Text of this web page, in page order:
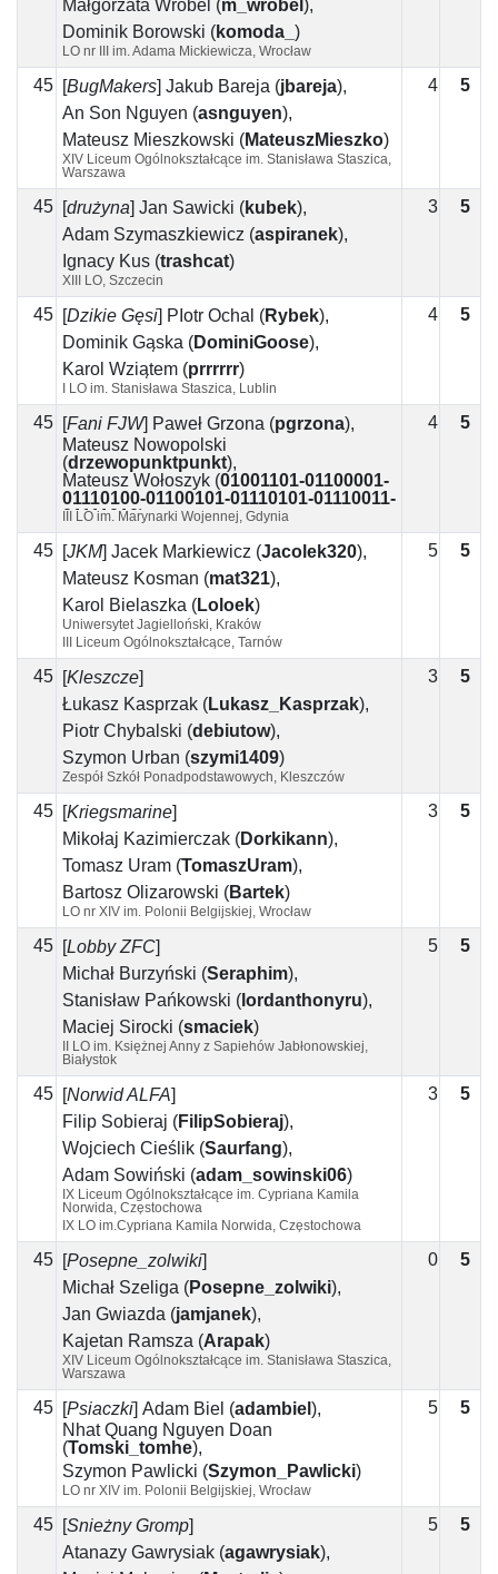
Małgorzata Wróbel (m_wrobel ),
Dominik Borowski (komoda_ )
LO nr III im. Adama Mickiewicza, Wrocław
45 [BugMakers] Jakub Bareja (jbareja),
An Son Nguyen (asnguyen),
Mateusz Mieszkowski (MateuszMieszko)
XIV Liceum Ogólnokształcące im. Stanisława Staszica,
Warszawa
4 5
45 [drużyna] Jan Sawicki (kubek),
Adam Szymaszkiewicz (aspiranek),
Ignacy Kus (trashcat)
XIII LO, Szczecin
3 5
45 [Dzikie Gęsi] PIotr Ochal (Rybek),
Dominik Gąska (DominiGoose),
Karol Wziątem (prrrrrr)
I LO im. Stanisława Staszica, Lublin
4 5
45 [Fani FJW] Paweł Grzona (pgrzona),
Mateusz Nowopolski
(drzewopunktpunkt),
Mateusz Wołoszyk (01001101-01100001-
01110100-01100101-01110101-01110011-
01111010)
III LO im. Marynarki Wojennej, Gdynia
4 5
45 [JKM] Jacek Markiewicz (Jacolek320),
Mateusz Kosman (mat321),
Karol Bielaszka (Loloek)
Uniwersytet Jagielloński, Kraków
III Liceum Ogólnokształcące, Tarnów
5 5
45 [Kleszcze]
Łukasz Kasprzak (Lukasz_Kasprzak),
Piotr Chybalski (debiutow),
Szymon Urban (szymi1409)
Zespół Szkół Ponadpodstawowych, Kleszczów
3 5
45 [Kriegsmarine]
Mikołaj Kazimierczak (Dorkikann),
Tomasz Uram (TomaszUram),
Bartosz Olizarowski (Bartek)
LO nr XIV im. Polonii Belgijskiej, Wrocław
3 5
45 [Lobby ZFC]
Michał Burzyński (Seraphim),
Stanisław Pańkowski ( lordanthonyru),
Maciej Sirocki (smaciek)
II LO im. Księżnej Anny z Sapiehów Jabłonowskiej,
Białystok
5 5
45 [Norwid ALFA]
Filip Sobieraj (FilipSobieraj),
Wojciech Cieślik (Saurfang),
Adam Sowiński (adam_sowinski06)
IX Liceum Ogólnokształcące im. Cypriana Kamila
Norwida, Częstochowa
IX LO im.Cypriana Kamila Norwida, Częstochowa
3 5
45 [Posepne_zolwiki]
Michał Szeliga (Posepne_zolwiki),
Jan Gwiazda (jamjanek),
Kajetan Ramsza (Arapak)
XIV Liceum Ogólnokształcące im. Stanisława Staszica,
Warszawa
0 5
45 [Psiaczki] Adam Biel (adambiel ),
Nhat Quang Nguyen Doan
(Tomski_tomhe),
Szymon Pawlicki (Szymon_Pawlicki)
LO nr XIV im. Polonii Belgijskiej, Wrocław
5 5
45 [Śnieżny Gromp]
Atanazy Gawrysiak (agawrysiak),
5 5